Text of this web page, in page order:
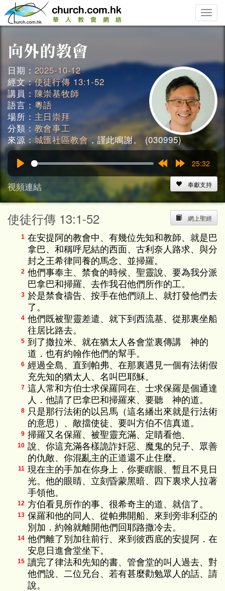
Toggle
日期： 2025-10-12
經文：使徒行傳 13:1-52
講員： 陳崇基牧師
語言： 粵語
場所： 主日崇拜
分類： 教會事工
來源：城匯社區教會，謹此鳴謝。 (030995)
15s
15s
25:32
視頻連結 奉獻支持
網上聖經
使徒行傳 13:1-52
1 在安提阿的教會中、有幾位先知和教師、就是巴
拿巴、和稱呼尼結的西面、古利奈人路求、與分
封之王希律同養的馬念、並掃羅。
2 他們事奉主、禁食的時候、聖靈說、要為我分派
巴拿巴和掃羅、去作我召他們所作的工。
3 於是禁食禱告、按手在他們頭上、就打發他們去
了。
4 他們既被聖靈差遣、就下到西流基、從那裏坐船
往居比路去。
5 到了撒拉米、就在猶太人各會堂裏傳講 神的
道．也有約翰作他們的幫手。
6 經過全島、直到帕弗、在那裏遇見一個有法術假
充先知的猶太人、名叫巴耶穌。
7 這人常和方伯士求保羅同在、士求保羅是個通達
人．他請了巴拿巴和掃羅來、要聽 神的道。
8 只是那行法術的以呂馬（這名繙出來就是行法術
的意思）、敵擋使徒、要叫方伯不信真道。
9 掃羅又名保羅、被聖靈充滿、定睛看他、
10 說、你這充滿各樣詭詐奸惡、魔鬼的兒子、眾善
的仇敵、你混亂主的正道還不止住麼。
11 現在主的手加在你身上．你要瞎眼、暫且不見日
光。他的眼睛、立刻昏蒙黑暗、四下裏求人拉著
手領他。
12 方伯看見所作的事、很希奇主的道、就信了。
13 保羅和他的同人、從帕弗開船、來到旁非利亞的
別加．約翰就離開他們回耶路撒冷去。
14 他們離了別加往前行、來到彼西底的安提阿．在
安息日進會堂坐下。
15 讀完了律法和先知的書、管會堂的叫人過去、對
他們說、二位兄台、若有甚麼勸勉眾人的話、請
說。